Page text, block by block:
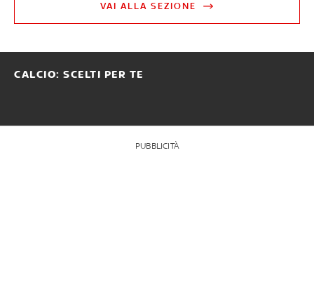
VAI ALLA SEZIONE
CALCIO: SCELTI PER TE
PUBBLICITÀ